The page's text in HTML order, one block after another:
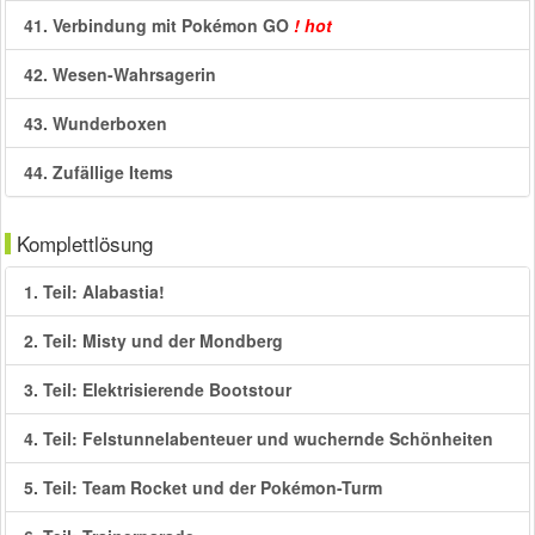
41. Verbindung mit Pokémon GO ! hot
42. Wesen-Wahrsagerin
43. Wunderboxen
44. Zufällige Items
Komplettlösung
1. Teil: Alabastia!
2. Teil: Misty und der Mondberg
3. Teil: Elektrisierende Bootstour
4. Teil: Felstunnelabenteuer und wuchernde Schönheiten
5. Teil: Team Rocket und der Pokémon-Turm